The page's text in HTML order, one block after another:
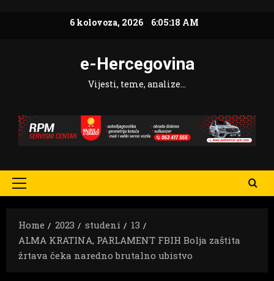
6 kolovoza, 2026 6:05:20 AM
e-Hercegovina
Vijesti, teme, analize…
Primary
Home
2023 studeni
13
ALMA KRATINA, PARLAMENT FBIH Bolja zaštita
žrtava čeka naredno brutalno ubistvo